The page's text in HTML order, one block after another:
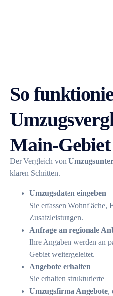
So
Main-Gebiet
Der Vergleich von
klaren Schritten.
Umzugsdaten eingeben
Sie erfassen Wohnfläche,
Zusatzleistungen.
Anfrage an regionale
Ihre Angaben werden an
Gebiet weitergeleitet.
Angebote erhalten
Sie erhalten strukturierte
Umzugsfirma Angebote,